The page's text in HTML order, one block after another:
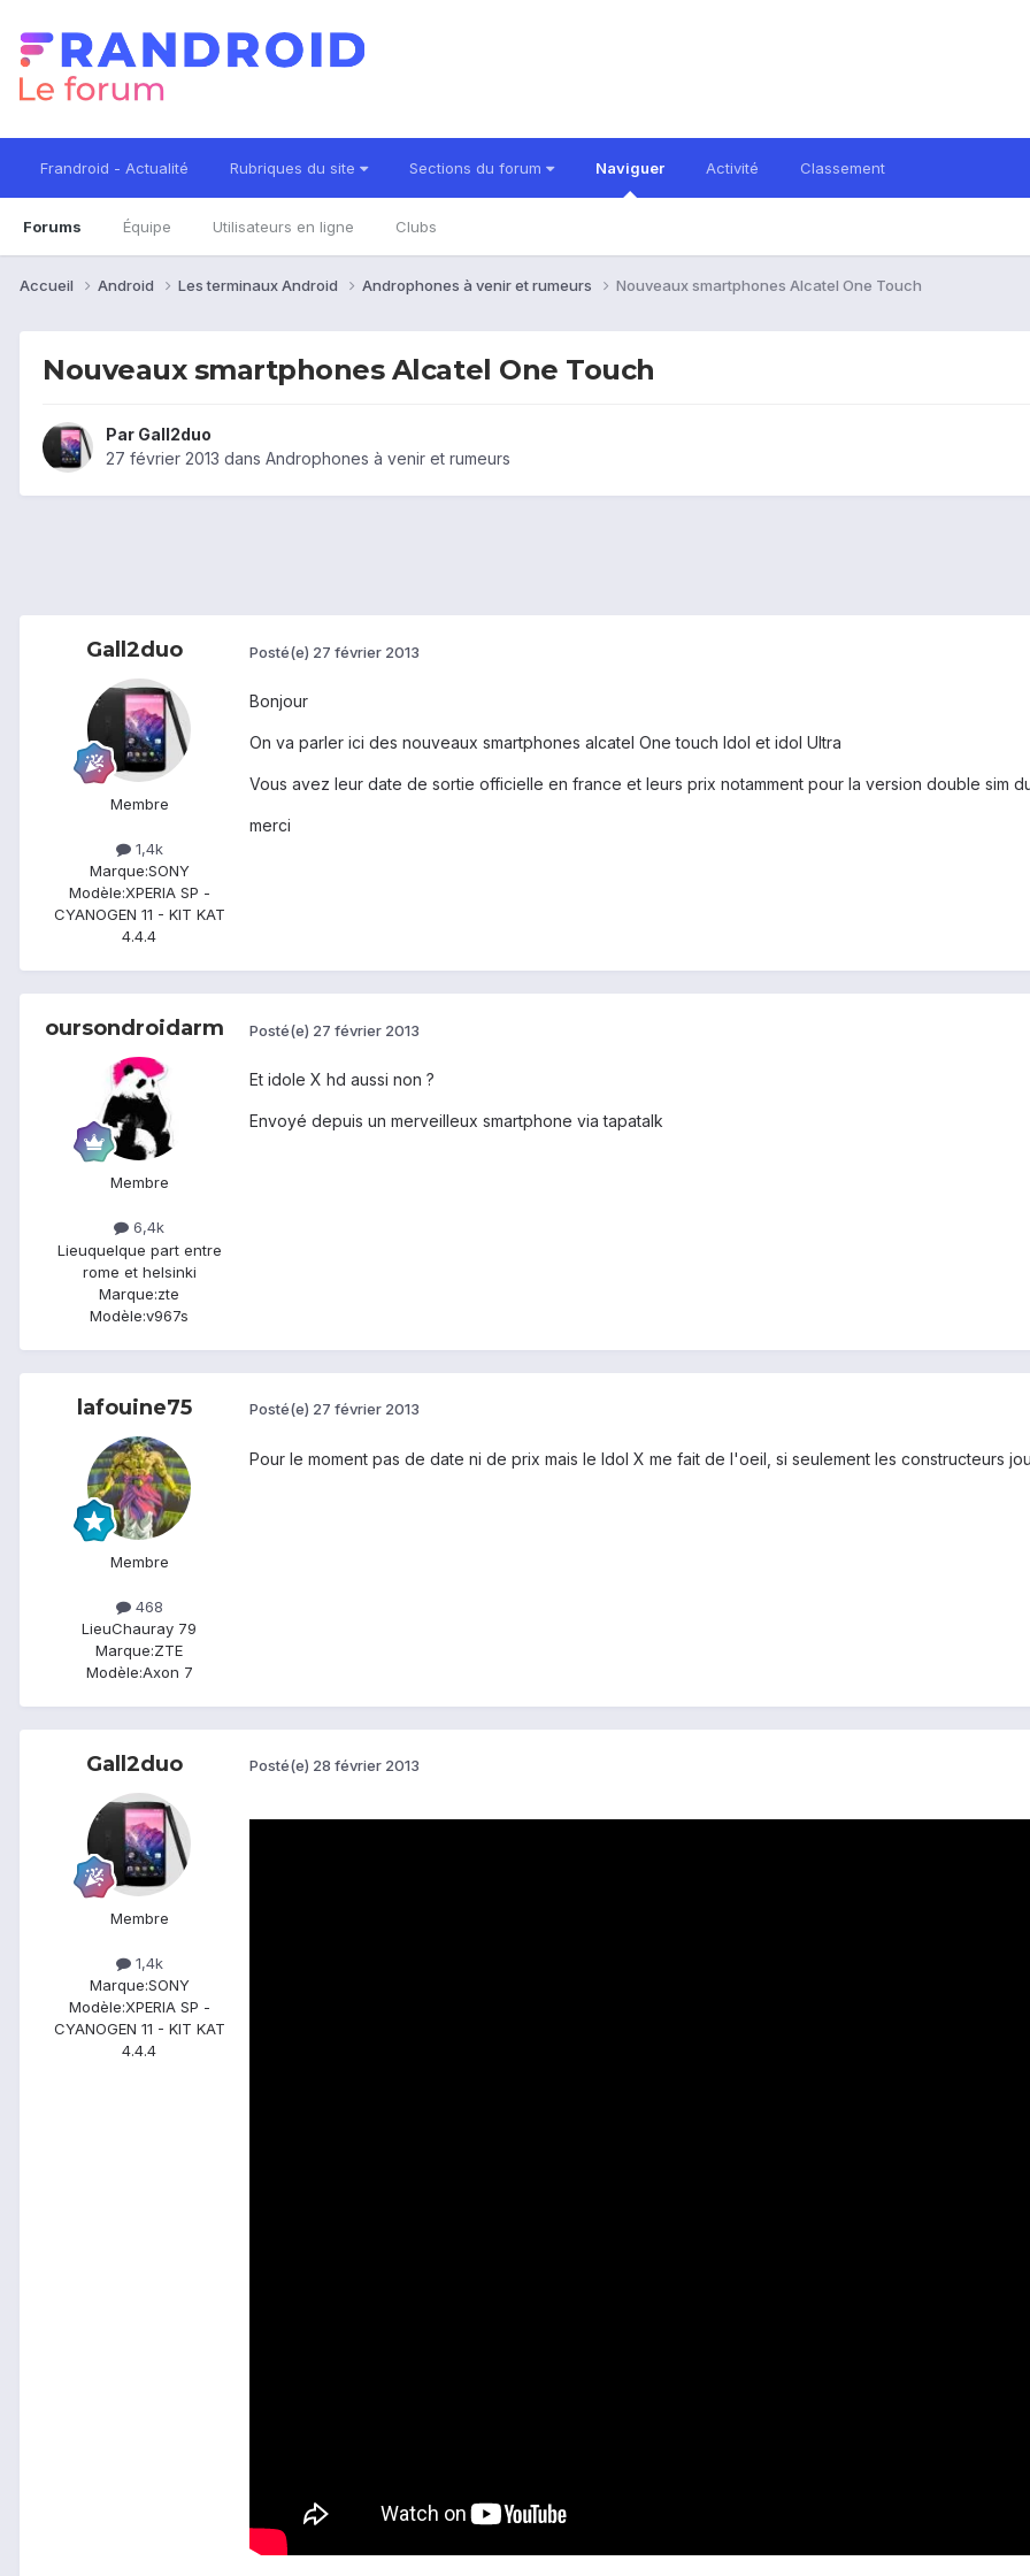
Frandroid - Actualité Rubriques du site Sections du forum Naviguer
Forums Équipe Utilisateurs en ligne Clubs
Activité Classement
Accueil Android Les terminaux Android Androphones à venir et rumeurs Nouveaux smartphones Alcatel One Touch
Nouveaux smartphones Alcatel One Touch
Par Gall2duo
27 février 2013 dans Androphones à venir et rumeurs
Gall2duo
Membre
1,4k
Marque:SONY
Modèle:XPERIA SP -
CYANOGEN 11 - KIT KAT
4.4.4
Posté(e) 27 février 2013
Bonjour
On va parler ici des nouveaux smartphones alcatel One touch Idol et idol Ultra
Vous avez leur date de sortie officielle en france et leurs prix notamment pour la version double sim
merci
oursondroidarm
Membre
6,4k
Lieuquelque part entre
rome et helsinki
Marque:zte
Modèle:v967s
Posté(e) 27 février 2013
Et idole X hd aussi non ?
Envoyé depuis un merveilleux smartphone via tapatalk
lafouine75
Membre
468
LieuChauray 79
Marque:ZTE
Modèle:Axon 7
Posté(e) 27 février 2013
Pour le moment pas de date ni de prix mais le Idol X me fait de l'oeil, si seulement les constructeurs
Gall2duo
Membre
1,4k
Marque:SONY
Modèle:XPERIA SP -
CYANOGEN 11 - KIT KAT
4.4.4
Posté(e) 28 février 2013